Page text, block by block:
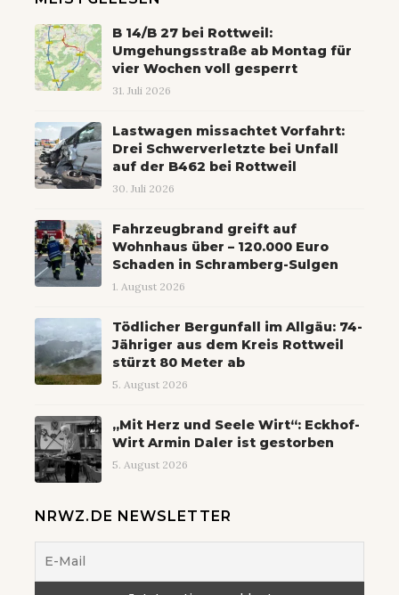
B 14/B 27 bei Rottweil:
Umgehungsstraße ab Montag für
vier Wochen voll gesperrt
31. Juli 2026
Lastwagen missachtet Vorfahrt:
Drei Schwerverletzte bei Unfall
auf der B462 bei Rottweil
30. Juli 2026
Fahrzeugbrand greift auf
Wohnhaus über – 120.000 Euro
Schaden in Schramberg-Sulgen
1. August 2026
Tödlicher Bergunfall im Allgäu: 74-
Jähriger aus dem Kreis Rottweil
stürzt 80 Meter ab
5. August 2026
„Mit Herz und Seele Wirt“: Eckhof-
Wirt Armin Daler ist gestorben
5. August 2026
NRWZ.DE NEWSLETTER